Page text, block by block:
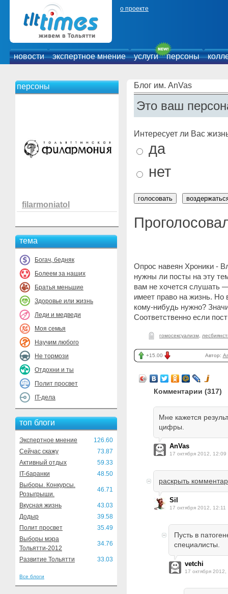
о проекте
новости экспертное мнение услуги персоны
персоны
filarmoniatol
тема
Богач, бедняк
Болеем за наших
Братья меньшие
Здоровье или жизнь
Леди и медведи
Моя семья
Научим любого
Не тормози
Отдохни и ты
Полит просвет
IT-дела
топ блоги
Экспертное мнение
126.60
Сейчас скажу
73.87
Активный отдых
59.33
IT-баранки
48.50
Выборы. Конкурсы.
Розыгрыши.
46.71
Вкусная жизнь
43.03
Додыр
39.58
Полит просвет
35.49
Выборы мэра
Тольятти-2012
34.76
Развитие Тольятти 33.03
Все блоги
Блог им. AnVas
Это ваш
Интересует ли Вас
да
нет
Опрос навеян Хроники -
нужны ли посты на эту
вам не хочется слушать
имеет право на жизнь. Но
кому-нибудь нужно?
Соответственно если
гомосексуализм
+15.00 Автор:
Комментарии (317)
Мне кажется
цифры.
AnVas
17 октября 2012, 12:09
раскрыть
Sil
17 октября 2012, 12:11
Пусть в
специалисты.
vetchi
17 октября